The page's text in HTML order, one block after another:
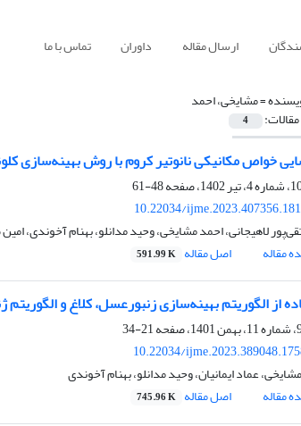
ارسال مقاله داوران تماس با ما
=مشایخی، احمد
4
خواص مکانیکی نانوتیر کروم با روش بهینه‌سازی
48-61
10.22034/
لاهیجانی، احمد مشایخی، وحید مدانلو، بهنام آخوندی،
مقاله
اصل مقاله 591.99 K
از الگوریتم بهینه‌سازی زنبورعسل، کلاغ و
21-34
10.22034/
عماد ایمانیان، وحید مدانلو، بهنام آخوندی
مقاله
اصل مقاله 745.96 K